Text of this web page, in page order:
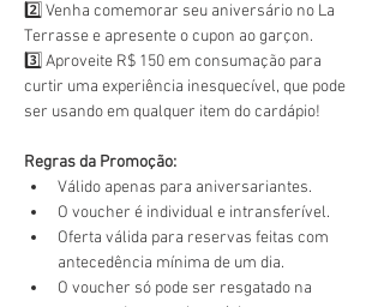
2️⃣ Venha comemorar seu aniversário no La
Terrasse e apresente o cupon ao garçon.
3️⃣ Aproveite R$ 150 em consumação para
curtir uma experiência inesquecível, que pode
ser usando em qualquer item do cardápio!
Regras da Promoção:
Válido apenas para aniversariantes.
O voucher é individual e intransferível.
Oferta válida para reservas feitas com
antecedência mínima de um dia.
O voucher só pode ser resgatado na